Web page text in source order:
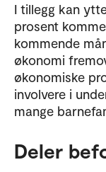
I tillegg kan
prosent
kommende
økonomi
økonomiske
involvere i
mange
Deler